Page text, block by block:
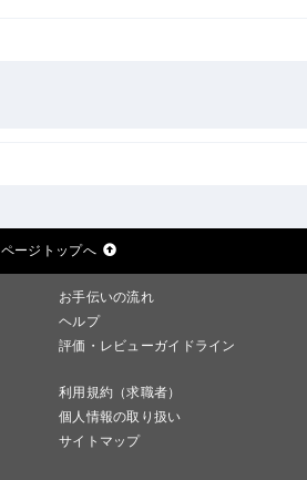
ページトップへ
お手伝いの流れ
ヘルプ
評価・レビューガイドライン
利用規約（求職者）
個人情報の取り扱い
サイトマップ